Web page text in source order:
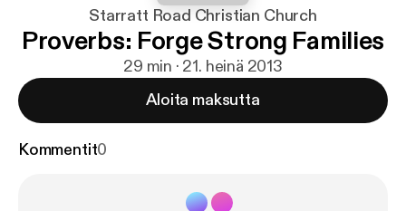
Starratt Road Christian Church
Proverbs: Forge Strong Families
29 min · 21. heinä 2013
Aloita maksutta
Kommentit0